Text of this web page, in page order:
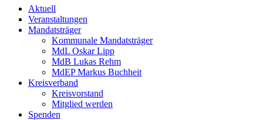
Aktuell
Veranstaltungen
Mandatsträger
Kommunale Mandatsträger
MdL Oskar Lipp
MdB Lukas Rehm
MdEP Markus Buchheit
Kreisverband
Kreisvorstand
Mitglied werden
Spenden